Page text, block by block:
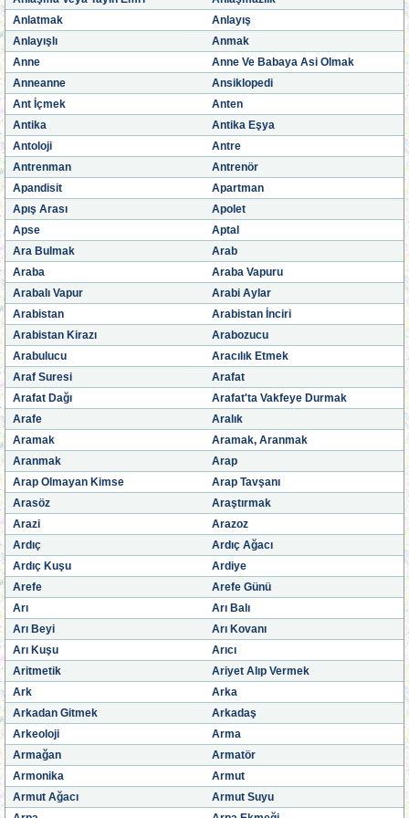
Anlatmak
Anlayış
Anlayışlı
Anmak
Anne
Anne Ve Babaya Asi Olmak
Anneanne
Ansiklopedi
Ant İçmek
Anten
Antika
Antika Eşya
Antoloji
Antre
Antrenman
Antrenör
Apandisit
Apartman
Apış Arası
Apolet
Apse
Aptal
Ara Bulmak
Arab
Araba
Araba Vapuru
Arabalı Vapur
Arabi Aylar
Arabistan
Arabistan İnciri
Arabistan Kirazı
Arabozucu
Arabulucu
Aracılık Etmek
Araf Suresi
Arafat
Arafat Dağı
Arafat'ta Vakfeye Durmak
Arafe
Aralık
Aramak
Aramak, Aranmak
Aranmak
Arap
Arap Olmayan Kimse
Arap Tavşanı
Arasöz
Araştırmak
Arazi
Arazoz
Ardıç
Ardıç Ağacı
Ardıç Kuşu
Ardiye
Arefe
Arefe Günü
Arı
Arı Balı
Arı Beyi
Arı Kovanı
Arı Kuşu
Arıcı
Aritmetik
Ariyet Alıp Vermek
Ark
Arka
Arkadan Gitmek
Arkadaş
Arkeoloji
Arma
Armağan
Armatör
Armonika
Armut
Armut Ağacı
Armut Suyu